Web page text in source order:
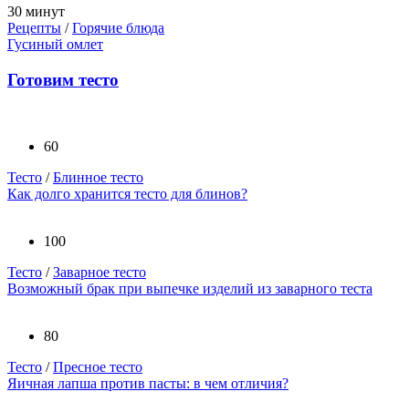
30 минут
Рецепты /Горячие блюда
Гусиный омлет
Готовим тесто
60
Тесто /Блинное тесто
Как долго хранится тесто для блинов?
100
Тесто /Заварное тесто
Возможный брак при выпечке изделий из заварного теста
80
Тесто /Пресное тесто
Яичная лапша против пасты: в чем отличия?